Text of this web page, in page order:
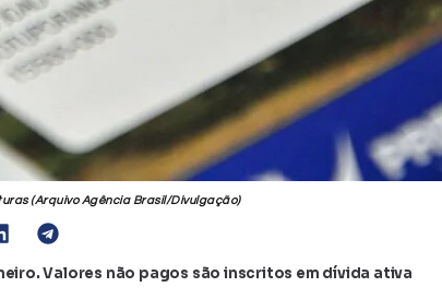
(Arquivo Agência Brasil/Divulgação)
Valores não pagos são inscritos em dívida ativa